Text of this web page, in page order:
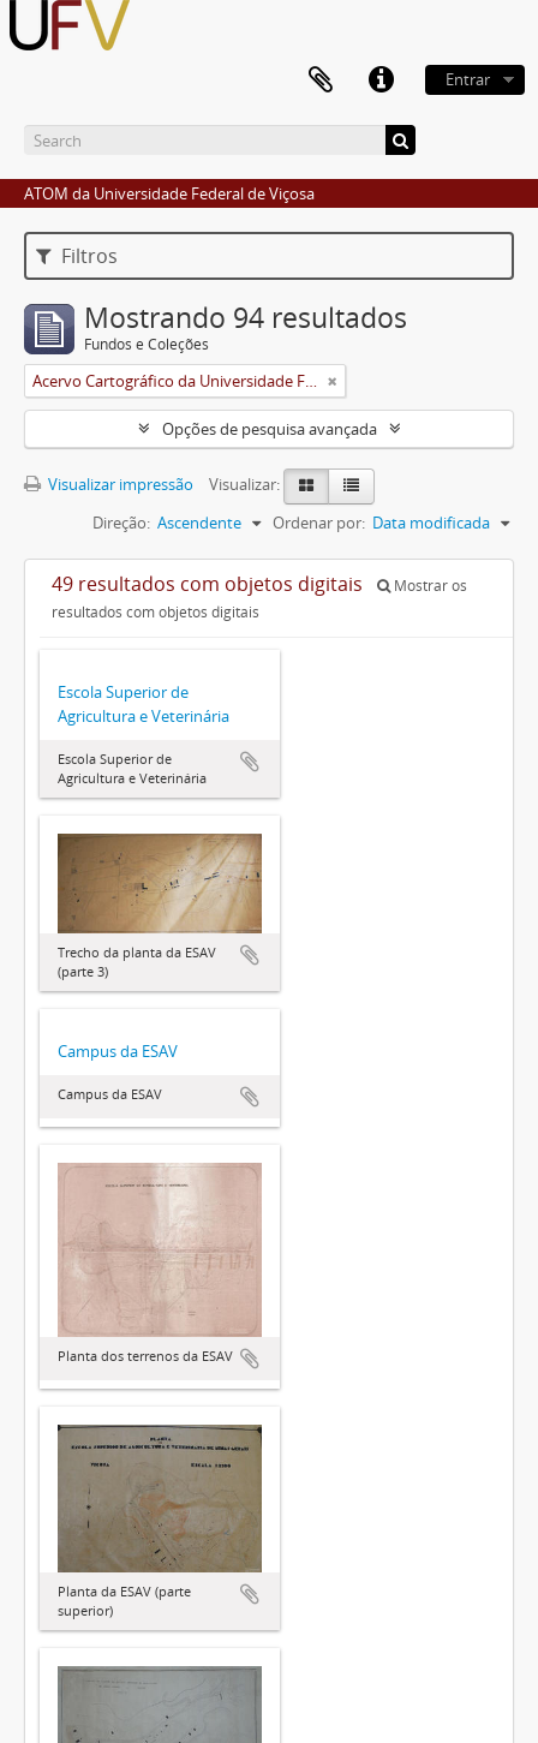
Entrar
ATOM da Universidade Federal de Viçosa
Filtros
Mostrando 94 resultados
Fundos e Coleções
Acervo Cartográfico da Universidade Federal de Viçosa
Opções de pesquisa avançada
Visualizar impressão
Visualizar:
Ordenar por: Data modificada
Direção: Ascendente
49 resultados com objetos digitais
Mostrar os
resultados com objetos digitais
Escola Superior de
Agricultura e Veterinária
Escola Superior de
Agricultura e Veterinária
Trecho da planta da ESAV
(parte 3)
Campus da ESAV
Campus da ESAV
Planta dos terrenos da ESAV
Planta da ESAV (parte
superior)